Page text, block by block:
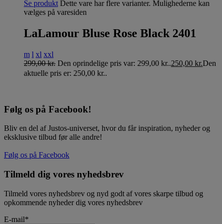
Se produkt Dette vare har flere varianter. Mulighederne kan
vælges på varesiden
LaLamour Bluse Rose Black 2401
m l xl xxl
299,00kr. Den oprindelige pris var: 299,00 kr..250,00 kr.Den
aktuelle pris er: 250,00 kr..
Følg os på Facebook!
Bliv en del af Justos-universet, hvor du får inspiration, nyheder og
eksklusive tilbud før alle andre!
Følg os på Facebook
Tilmeld dig vores nyhedsbrev
Tilmeld vores nyhedsbrev og nyd godt af vores skarpe tilbud og
opkommende nyheder dig vores nyhedsbrev
E-mail*